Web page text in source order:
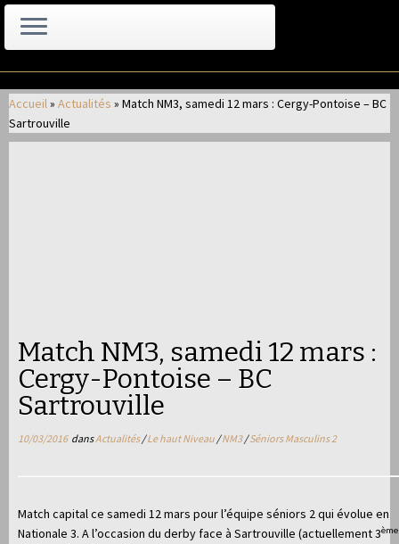
au
contenu
Accueil» Actualités » Match NM3, samedi 12 mars : Cergy-Pontoise – BC
Sartrouville
Match NM3, samedi 12 mars :
Cergy-Pontoise – BC
Sartrouville
10/03/2016dansActualités/Le haut Niveau /NM3/Séniors Masculins 2
Match capital ce samedi 12 mars pour l’équipe séniors 2 qui évolue en
Nationale 3. A l’occasion du derby face à Sartrouville (actuellement 3ème